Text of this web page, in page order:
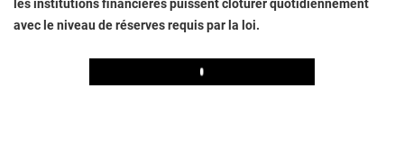
les institutions financières puissent clôturer quotidiennement
avec le niveau de réserves requis par la loi.
Play